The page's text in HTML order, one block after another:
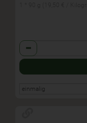
Anzahl